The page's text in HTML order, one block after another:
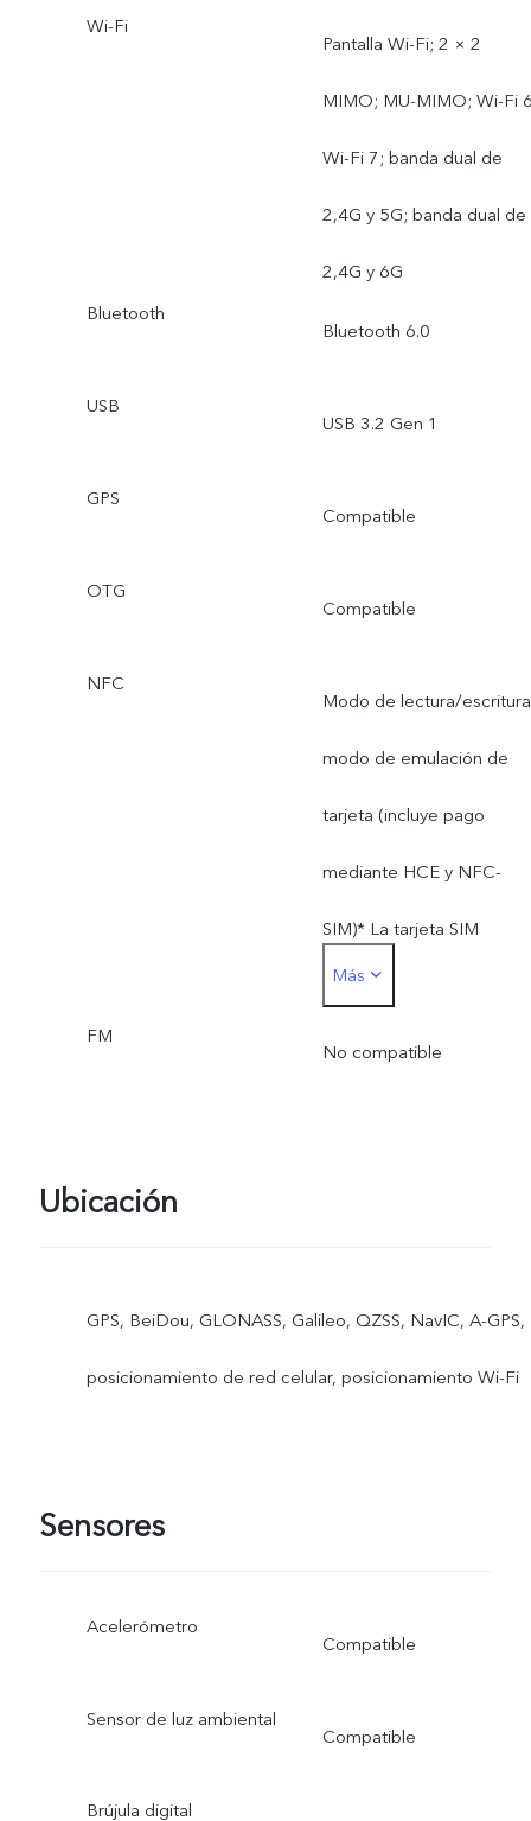
Wi-Fi
Pantalla Wi-Fi; 2 × 2
MIMO; MU-MIMO; Wi-Fi
Wi-Fi 7; banda dual de
2,4G y 5G; banda dual de
2,4G y 6G
Bluetooth
Bluetooth 6.0
USB
USB 3.2 Gen 1
GPS
Compatible
OTG
Compatible
NFC
Modo de lectura/
modo de emulación de
tarjeta (incluye pago
mediante HCE y NFC-
SIM)* La tarjeta SIM
utilizada para pagos con
SIM debe insertarse en la
Más
FM
No compatible
Ubicación
GPS, BeiDou, GLONASS, Galileo, QZSS, NavIC, A-GPS,
posicionamiento de red celular, posicionamiento Wi-Fi
Sensores
Acelerómetro
Compatible
Sensor de luz ambiental
Compatible
Brújula digital